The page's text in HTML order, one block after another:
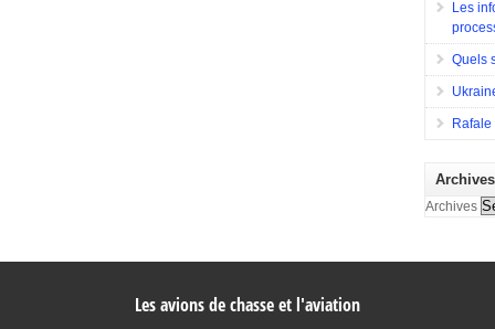
Les
Quels
Archives
Archives
Les avions de chasse et l'aviation